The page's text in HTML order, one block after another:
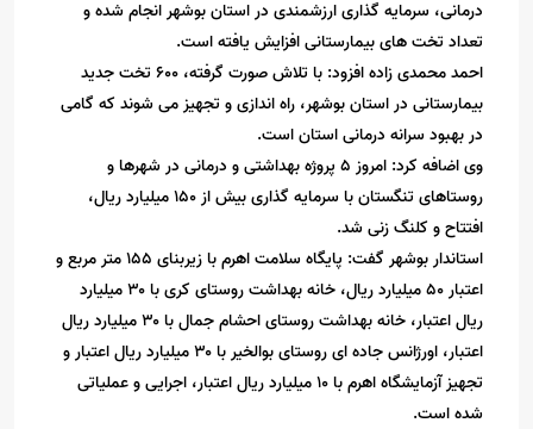
درمانی، سرمایه گذاری ارزشمندی در استان بوشهر انجام شده و
تعداد تخت های بیمارستانی افزایش یافته است.
احمد محمدی زاده افزود: با تلاش صورت گرفته، ۶۰۰ تخت جدید
بیمارستانی در استان بوشهر، راه اندازی و تجهیز می شوند که گامی
در بهبود سرانه درمانی استان است.
وی اضافه کرد: امروز ۵ پروژه بهداشتی و درمانی در شهرها و
روستاهای تنگستان با سرمایه گذاری بیش از ۱۵۰ میلیارد ریال،
افتتاح و کلنگ زنی شد.
استاندار بوشهر گفت: پایگاه سلامت اهرم با زیربنای ۱۵۵ متر مربع و
اعتبار ۵۰ میلیارد ریال، خانه بهداشت روستای کری با ۳۰ میلیارد
ریال اعتبار، خانه بهداشت روستای احشام جمال با ۳۰ میلیارد ریال
اعتبار، اورژانس جاده ای روستای بوالخیر با ۳۰ میلیارد ریال اعتبار و
تجهیز آزمایشگاه اهرم با ۱۰ میلیارد ریال اعتبار، اجرایی و عملیاتی
شده است.